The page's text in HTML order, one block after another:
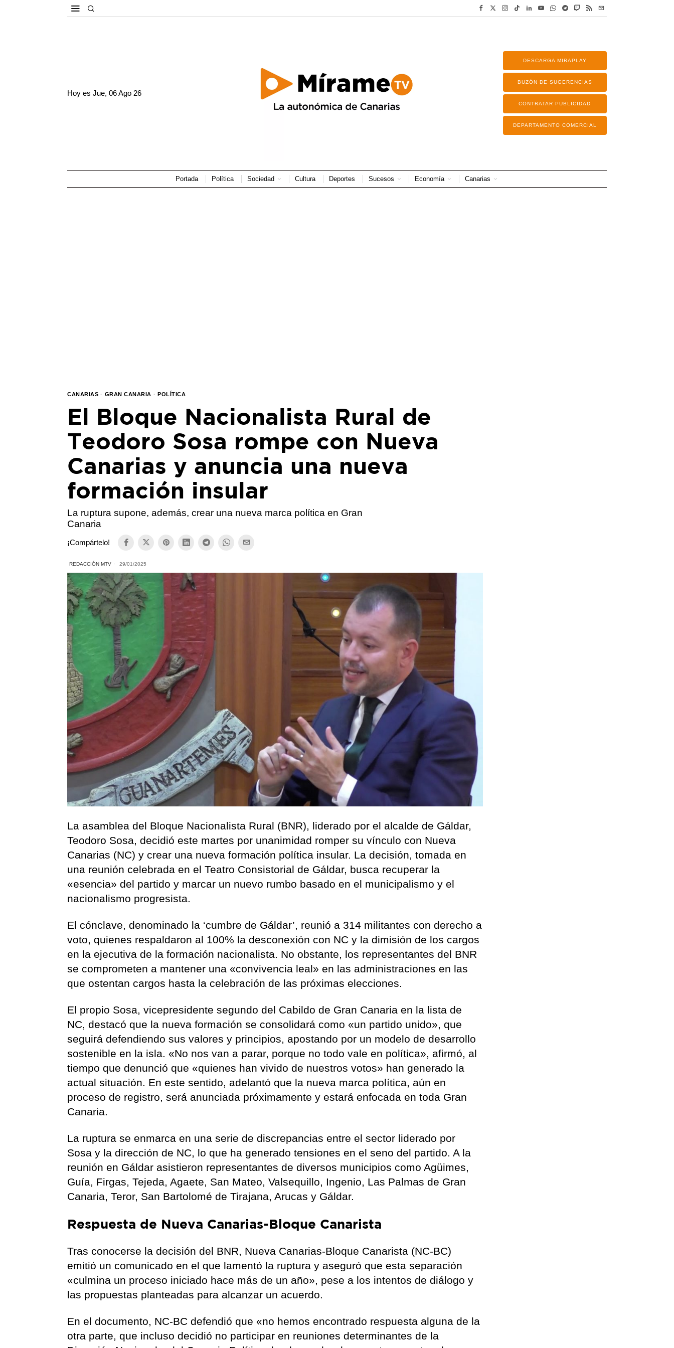
Hoy esJue, 06 Ago 26
DESCARGA MIRAPLAY
BUZÓN DE SUGERENCIAS
CONTRATAR PUBLICIDAD
DEPARTAMENTO COMERCIAL
Portada Política Sociedad Cultura Deportes Sucesos Economía Canarias
CANARIAS · GRAN CANARIA · POLÍTICA
El Bloque Nacionalista Rural de
Teodoro Sosa rompe con Nueva
Canarias y anuncia una nueva
formación insular
La ruptura supone, además, crear una nueva marca política en Gran
Canaria
¡Compártelo!
REDACCIÓN MTV 29/01/2025
La asamblea del Bloque Nacionalista Rural (BNR), liderado por el alcalde de Gáldar,
Teodoro Sosa, decidió este martes por unanimidad romper su vínculo con Nueva
Canarias (NC) y crear una nueva formación política insular. La decisión, tomada en
una reunión celebrada en el Teatro Consistorial de Gáldar, busca recuperar la
«esencia» del partido y marcar un nuevo rumbo basado en el municipalismo y el
nacionalismo progresista.
El cónclave, denominado la ‘cumbre de Gáldar’, reunió a 314 militantes con derecho a
voto, quienes respaldaron al 100% la desconexión con NC y la dimisión de los cargos
en la ejecutiva de la formación nacionalista. No obstante, los representantes del BNR
se comprometen a mantener una «convivencia leal» en las administraciones en las
que ostentan cargos hasta la celebración de las próximas elecciones.
El propio Sosa, vicepresidente segundo del Cabildo de Gran Canaria en la lista de
NC, destacó que la nueva formación se consolidará como «un partido unido», que
seguirá defendiendo sus valores y principios, apostando por un modelo de desarrollo
sostenible en la isla. «No nos van a parar, porque no todo vale en política», afirmó, al
tiempo que denunció que «quienes han vivido de nuestros votos» han generado la
actual situación. En este sentido, adelantó que la nueva marca política, aún en
proceso de registro, será anunciada próximamente y estará enfocada en toda Gran
Canaria.
La ruptura se enmarca en una serie de discrepancias entre el sector liderado por
Sosa y la dirección de NC, lo que ha generado tensiones en el seno del partido. A la
reunión en Gáldar asistieron representantes de diversos municipios como Agüimes,
Guía, Firgas, Tejeda, Agaete, San Mateo, Valsequillo, Ingenio, Las Palmas de Gran
Canaria, Teror, San Bartolomé de Tirajana, Arucas y Gáldar.
Respuesta de Nueva Canarias-Bloque Canarista
Tras conocerse la decisión del BNR, Nueva Canarias-Bloque Canarista (NC-BC)
emitió un comunicado en el que lamentó la ruptura y aseguró que esta separación
«culmina un proceso iniciado hace más de un año», pese a los intentos de diálogo y
las propuestas planteadas para alcanzar un acuerdo.
En el documento, NC-BC defendió que «no hemos encontrado respuesta alguna de la
otra parte, que incluso decidió no participar en reuniones determinantes de la